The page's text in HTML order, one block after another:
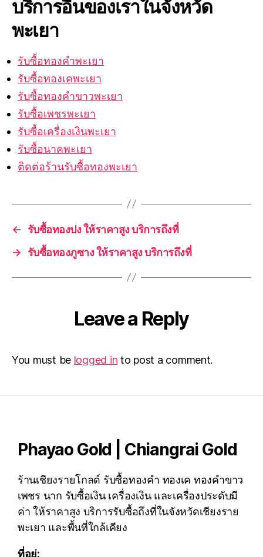
บริการอื่นของเราในจังหวัด
พะเยา
รับซื้อทองคำพะเยา
รับซื้อทองเคพะเยา
รับซื้อทองคำขาวพะเยา
รับซื้อเพชรพะเยา
รับซื้อเครื่องเงินพะเยา
รับซื้อนาคพะเยา
ติดต่อร้านรับซื้อทองพะเยา
←
รับซื้อทองปง ให้ราคาสูง บริการถึงที่
→
รับซื้อทองภูซาง ให้ราคาสูง บริการถึงที่
Leave a Reply
You must be logged in to post a comment.
Phayao Gold | Chiangrai Gold
ร้านเชียงรายโกลด์ รับซื้อทองคำ ทองเค ทองคำขาว
เพชร นาก รับซื้อเงิน เครื่องเงิน และเครื่องประดับมี
ค่า ให้ราคาสูง บริการรับซื้อถึงที่ในจังหวัดเชียงราย
พะเยา และพื้นที่ใกล้เคียง
ที่อยู่: